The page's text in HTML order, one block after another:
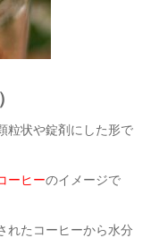
粒状や錠剤にした形で
ーヒーのイメージで
れたコーヒーから水分